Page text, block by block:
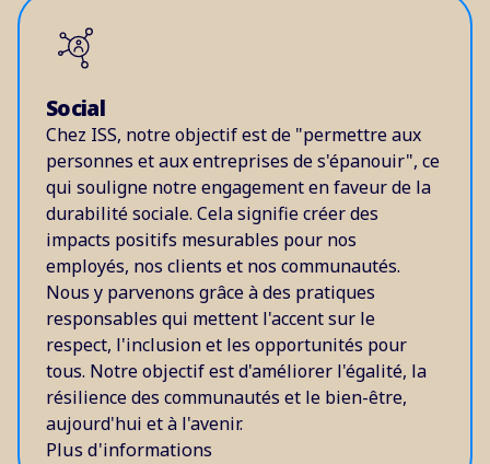
Social
Chez ISS, notre objectif est de "permettre aux
personnes et aux entreprises de s'épanouir", ce
qui souligne notre engagement en faveur de la
durabilité sociale. Cela signifie créer des
impacts positifs mesurables pour nos
employés, nos clients et nos communautés.
Nous y parvenons grâce à des pratiques
responsables qui mettent l'accent sur le
respect, l'inclusion et les opportunités pour
tous. Notre objectif est d'améliorer l'égalité, la
résilience des communautés et le bien-être,
aujourd'hui et à l'avenir.
Plus d'informations